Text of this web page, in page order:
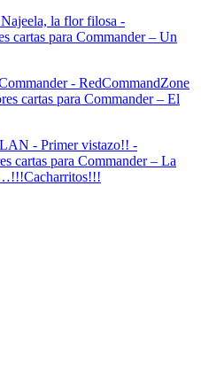
la flor filosa -
cartas para Commander – Un
- RedCommandZone
cartas para Commander – El
- Primer vistazo!! -
cartas para Commander – La